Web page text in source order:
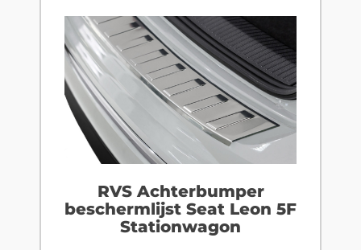
RVS Achterbumper
beschermlijst Seat Leon 5F
Stationwagon